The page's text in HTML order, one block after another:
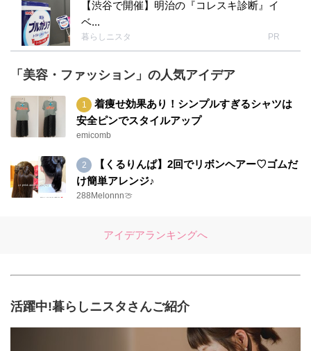
【渋谷で開催】明治の『コレスキ診断』イ
ベ...
暮らしニスタ PR
「美容・ファッション」の人気アイデア
着痩せ効果あり！シンプルすぎるシャツは
安全ピンでスタイルアップ
emicomb
【くるりんぱ】2回でリボンヘアー♡ゴムだ
け簡単アレンジ♪
288Melonnn🍈
アイデアランキングへ
活躍中!暮らしニスタさんご紹介